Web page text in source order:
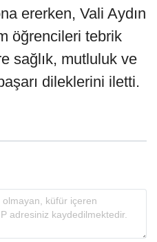
ererken, Vali Aydın
öğrencileri tebrik
sağlık, mutluluk ve
dileklerini iletti.